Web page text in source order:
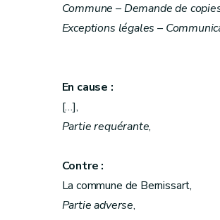
Commune – Demande de
Exceptions légales –
En cause :
[…],
Partie requérante,
Contre :
La commune de Bernissart,
Partie adverse,